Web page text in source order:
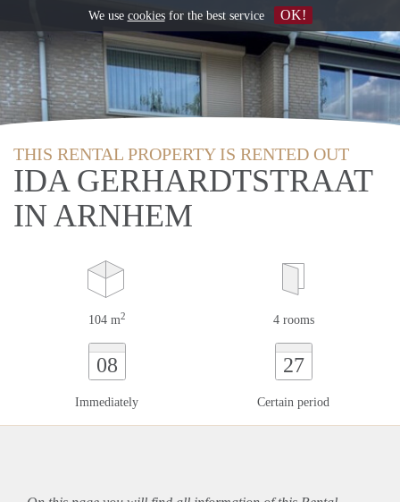
THIS RENTAL PROPERTY IS RENTED OUT
IDA GERHARDTSTRAAT
IN ARNHEM
104 m2 4 rooms
08
Immediately
27
Certain period
We use cookiesfor the best service OK!